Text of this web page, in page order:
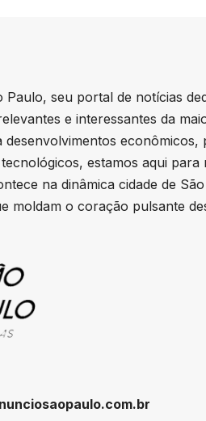
seu portal de notícias
e interessantes da
econômicos,
estamos aqui para
na dinâmica cidade de
moldam o coração pulsante